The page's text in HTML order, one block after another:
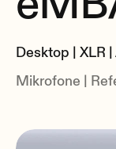
Lösungen
Über Ecler
überblick
Desktop | XLR
Mikrofone |